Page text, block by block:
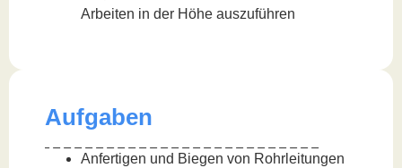
Arbeiten in der Höhe auszuführen
Aufgaben
Anfertigen und Biegen von Rohrleitungen